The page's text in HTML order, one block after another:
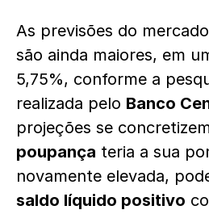
As previsões do
são ainda maiores, em
5,75%, conforme a
realizada pelo Banco
projeções se
poupança teria a sua
novamente elevada,
saldo líquido positivo